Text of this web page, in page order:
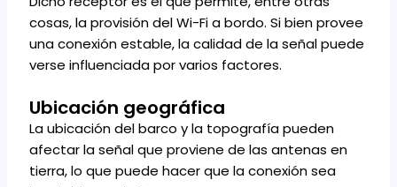
cosas, la provisión del Wi-Fi a bordo. Si bien provee
una conexión estable, la calidad de la señal puede
verse influenciada por varios factores.
Ubicación geográfica
La ubicación del barco y la topografía pueden
afectar la señal que proviene de las antenas en
tierra, lo que puede hacer que la conexión sea